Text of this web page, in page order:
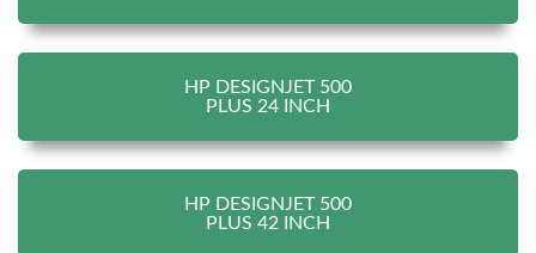
HP DESIGNJET 500
PLUS 24 INCH
HP DESIGNJET 500
PLUS 42 INCH